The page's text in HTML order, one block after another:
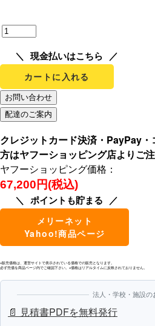
現金払いはこちら
カートに入れる
クレジットカード決済・PayPay
方はヤフーショッピング店よりご注
ヤフーショッピング価格：
67,200円(税込)
ポイントも貯まる
メリーネット
Yahoo!商品ページ
※販売価格は、運営サイトで表示されている価格での販売となります。
必ず売価を商品ページ内でご確認下さい。※価格はリアルタイムに反映されておりません。
法人・学校・施設の
📄 見積書PDFを無料発行